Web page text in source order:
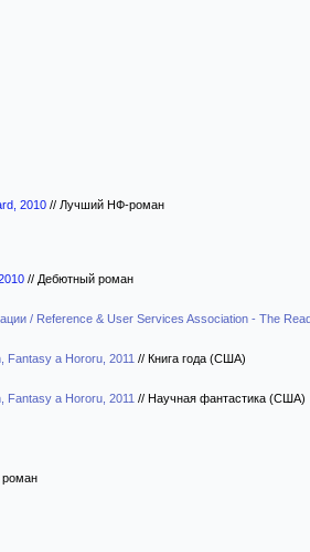
2010 // Лучший НФ-роман
// Дебютный роман
/ Reference & User Services Association - The
Fantasy a Hororu, 2011 // Книга года (США)
Fantasy a Hororu, 2011 // Научная фантастика (США)
роман